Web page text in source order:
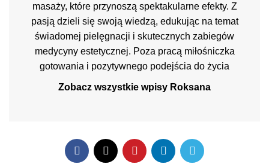
masaży, które przynoszą spektakularne efekty. Z
pasją dzieli się swoją wiedzą, edukując na temat
świadomej pielęgnacji i skutecznych zabiegów
medycyny estetycznej. Poza pracą miłośniczka
gotowania i pozytywnego podejścia do życia
Zobacz wszystkie wpisy Roksana